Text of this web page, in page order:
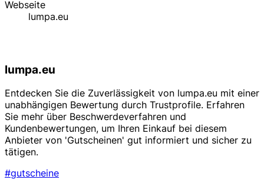
Webseite
lumpa.eu
lumpa.eu
Entdecken Sie die Zuverlässigkeit von lumpa.eu mit einer
unabhängigen Bewertung durch Trustprofile. Erfahren
Sie mehr über Beschwerdeverfahren und
Kundenbewertungen, um Ihren Einkauf bei diesem
Anbieter von 'Gutscheinen' gut informiert und sicher zu
tätigen.
#gutscheine